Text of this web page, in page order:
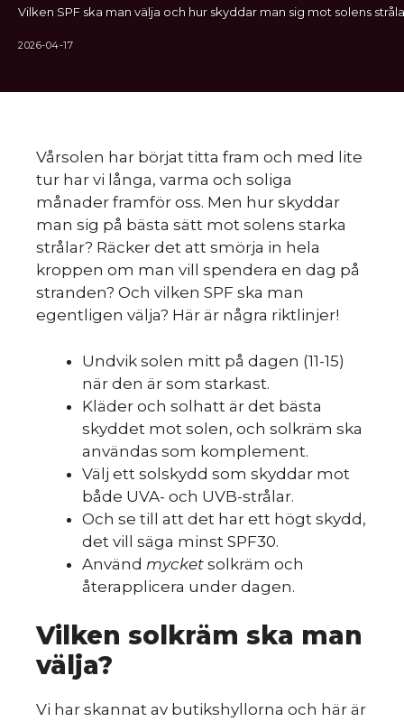
Vilken SPF ska man välja och hur skyddar man sig mot solens
2026-04-17
Vårsolen har börjat titta fram och med lite
tur har vi långa, varma och soliga
månader framför oss. Men hur skyddar
man sig på bästa sätt mot solens starka
strålar? Räcker det att smörja in hela
kroppen om man vill spendera en dag på
stranden? Och vilken SPF ska man
egentligen välja? Här är några riktlinjer!
Undvik solen mitt på dagen (11-15)
när den är som starkast.
Kläder och solhatt är det bästa
skyddet mot solen, och solkräm ska
användas som komplement.
Välj ett solskydd som skyddar mot
både UVA- och UVB-strålar.
Och se till att det har ett högt skydd,
det vill säga minst SPF30.
Använd mycket solkräm och
återapplicera under dagen.
Vilken solkräm ska man
välja?
Vi har skannat av butikshyllorna och här är